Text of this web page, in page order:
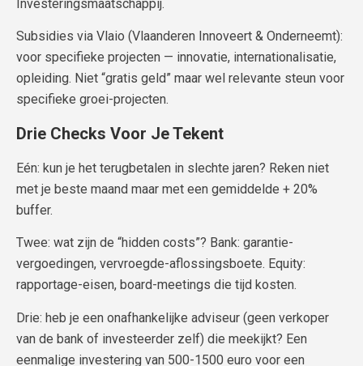
Investeringsmaatschappij.
Subsidies via Vlaio (Vlaanderen Innoveert & Onderneemt):
voor specifieke projecten — innovatie, internationalisatie,
opleiding. Niet “gratis geld” maar wel relevante steun voor
specifieke groei-projecten.
Drie Checks Voor Je Tekent
Eén: kun je het terugbetalen in slechte jaren? Reken niet
met je beste maand maar met een gemiddelde + 20%
buffer.
Twee: wat zijn de “hidden costs”? Bank: garantie-
vergoedingen, vervroegde-aflossingsboete. Equity:
rapportage-eisen, board-meetings die tijd kosten.
Drie: heb je een onafhankelijke adviseur (geen verkoper
van de bank of investeerder zelf) die meekijkt? Een
eenmalige investering van 500-1500 euro voor een